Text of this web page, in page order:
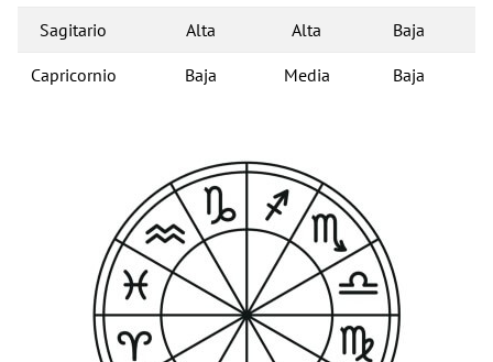
Sagitario Alta Alta Baja
Capricornio Baja Media Baja